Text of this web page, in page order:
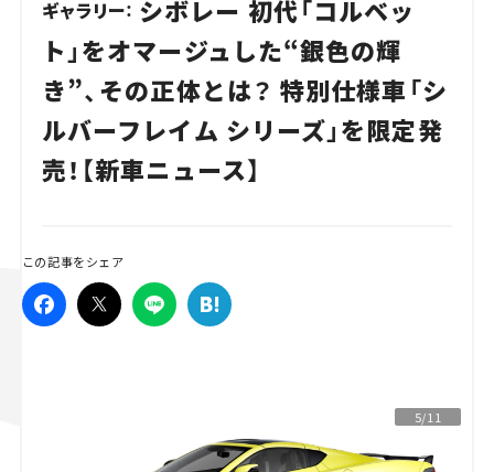
ギャラリー： シボレー 初代「コルベッ
ト」をオマージュした“銀色の輝
き”、その正体とは？ 特別仕様車「シ
ルバーフレイム シリーズ」を限定発
売！【新車ニュース】
この記事をシェア
5/11
Lifestyle
Traffic
Special
Series
スズキ ジムニー｜Suzuki Jimny
マツダ｜Mazda
マツダ ロードスター｜Mazda Roadster